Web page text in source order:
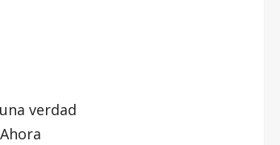
verdad